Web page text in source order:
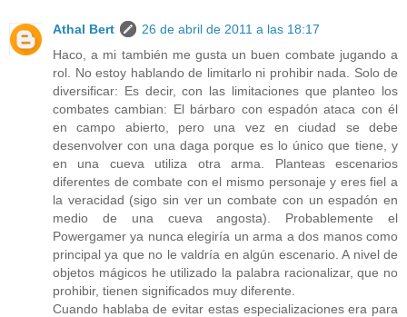
Athal Bert
26 de abril de 2011 a las 18:17
Haco, a mi también me gusta un buen combate jugando a
rol. No estoy hablando de limitarlo ni prohibir nada. Solo de
diversificar: Es decir, con las limitaciones que planteo los
combates cambian: El bárbaro con espadón ataca con él
en campo abierto, pero una vez en ciudad se debe
desenvolver con una daga porque es lo único que tiene, y
en una cueva utiliza otra arma. Planteas escenarios
diferentes de combate con el mismo personaje y eres fiel a
la veracidad (sigo sin ver un combate con un espadón en
medio de una cueva angosta). Probablemente el
Powergamer ya nunca elegiría un arma a dos manos como
principal ya que no le valdría en algún escenario. A nivel de
objetos mágicos he utilizado la palabra racionalizar, que no
prohibir, tienen significados muy diferente.
Cuando hablaba de evitar estas especializaciones era para